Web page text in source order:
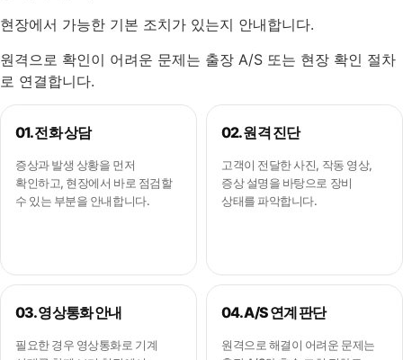
현장에서 가능한 기본 조치가 있는지 안내합니다.
원격으로 확인이 어려운 문제는 출장 A/S 또는 현장 확인 절차
로 연결합니다.
01. 전화 상담
증상과 발생 상황을 먼저
확인하고, 현장에서 바로 점검할
수 있는 부분을 안내합니다.
02. 원격 진단
고객이 전달한 사진, 작동 영상,
증상 설명을 바탕으로 장비
상태를 파악합니다.
03. 영상통화 안내
필요한 경우 영상통화로 기계
04. A/S 연계 판단
원격으로 해결이 어려운 문제는